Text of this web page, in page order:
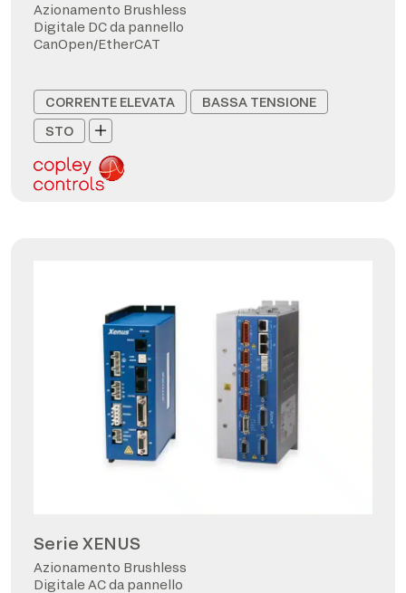
Azionamento Brushless
Digitale DC da pannello
CanOpen/EtherCAT
CORRENTE ELEVATA
BASSA TENSIONE
STO
Serie XENUS
Azionamento Brushless
Digitale AC da pannello